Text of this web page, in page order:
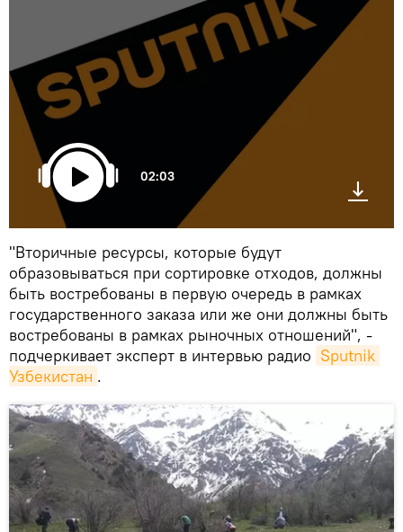
02:03
"Вторичные ресурсы, которые будут
образовываться при сортировке отходов, должны
быть востребованы в первую очередь в рамках
государственного заказа или же они должны быть
востребованы в рамках рыночных отношений", -
подчеркивает эксперт в интервью радио Sputnik
Узбекистан .